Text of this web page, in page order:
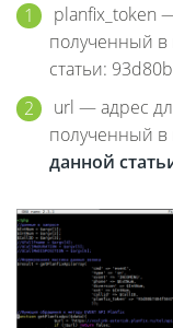
planfix_token
полученный в
статьи:
url — адрес
полученный в
данной